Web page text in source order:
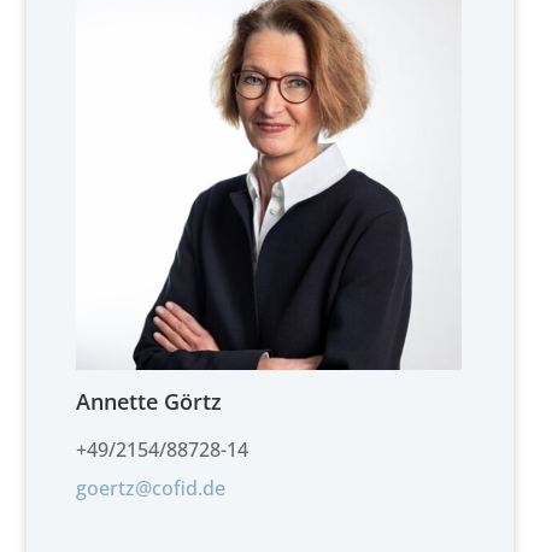
Annette Görtz
+49/2154/88728-14
goertz@cofid.de